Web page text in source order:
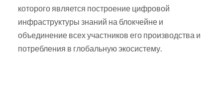
которого является построение цифровой
инфраструктуры знаний на блокчейне и
объединение всех участников его производства и
потребления в глобальную экосистему.